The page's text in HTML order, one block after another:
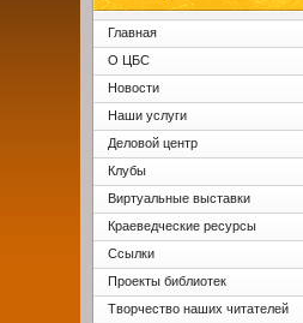
Главная
О ЦБС
Новости
Наши услуги
Деловой центр
Клубы
Виртуальные выставки
Краеведческие ресурсы
Ссылки
Проекты библиотек
Творчество наших читателей